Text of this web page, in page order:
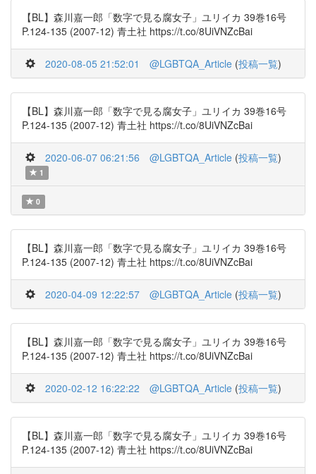
【BL】森川嘉一郎「数字で見る腐女子」ユリイカ 39巻16号
P.124-135 (2007-12) 青土社 https://t.co/8UiVNZcBai
2020-08-05 21:52:01 @LGBTQA_Article (投稿一覧)
【BL】森川嘉一郎「数字で見る腐女子」ユリイカ 39巻16号
P.124-135 (2007-12) 青土社 https://t.co/8UiVNZcBai
2020-06-07 06:21:56 @LGBTQA_Article (投稿一覧)
1
0
【BL】森川嘉一郎「数字で見る腐女子」ユリイカ 39巻16号
P.124-135 (2007-12) 青土社 https://t.co/8UiVNZcBai
2020-04-09 12:22:57 @LGBTQA_Article (投稿一覧)
【BL】森川嘉一郎「数字で見る腐女子」ユリイカ 39巻16号
P.124-135 (2007-12) 青土社 https://t.co/8UiVNZcBai
2020-02-12 16:22:22 @LGBTQA_Article (投稿一覧)
【BL】森川嘉一郎「数字で見る腐女子」ユリイカ 39巻16号
P.124-135 (2007-12) 青土社 https://t.co/8UiVNZcBai